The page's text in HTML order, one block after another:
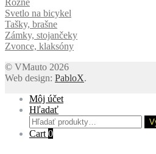
Svetlo na bicykel
Tašky, brašne
Zámky, stojančeky
Zvonce, klaksóny
© VMauto 2026
Web design: PabloX.
Môj účet
Hľadať
Hľadať:
Cart 0